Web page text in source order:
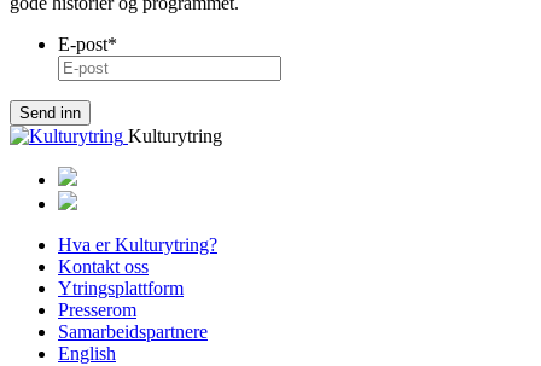
E-post*
Kulturytring
Hva er Kulturytring?
Kontakt oss
Ytringsplattform
Presserom
Samarbeidspartnere
English